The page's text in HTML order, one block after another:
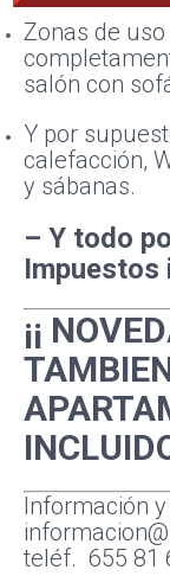
Zonas de
salón con
Y por
calefacción,
y sábanas.
– Y todo
Impuestos
¡¡
Información y
teléf. 655 81